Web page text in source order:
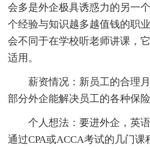
会多是外企极具诱惑力的另一
个经验与知识越多越值钱的职
会不同于在学校听老师讲课，
适用。
薪资情况：新员工的合理月
部分外企能解决员工的各种保
个人想法：要进外企，英语
通过CPA或ACCA考试的几门课